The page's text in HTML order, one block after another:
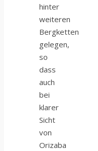
hinter
weiteren
Bergketten
gelegen,
so
dass
auch
bei
klarer
Sicht
von
Orizaba